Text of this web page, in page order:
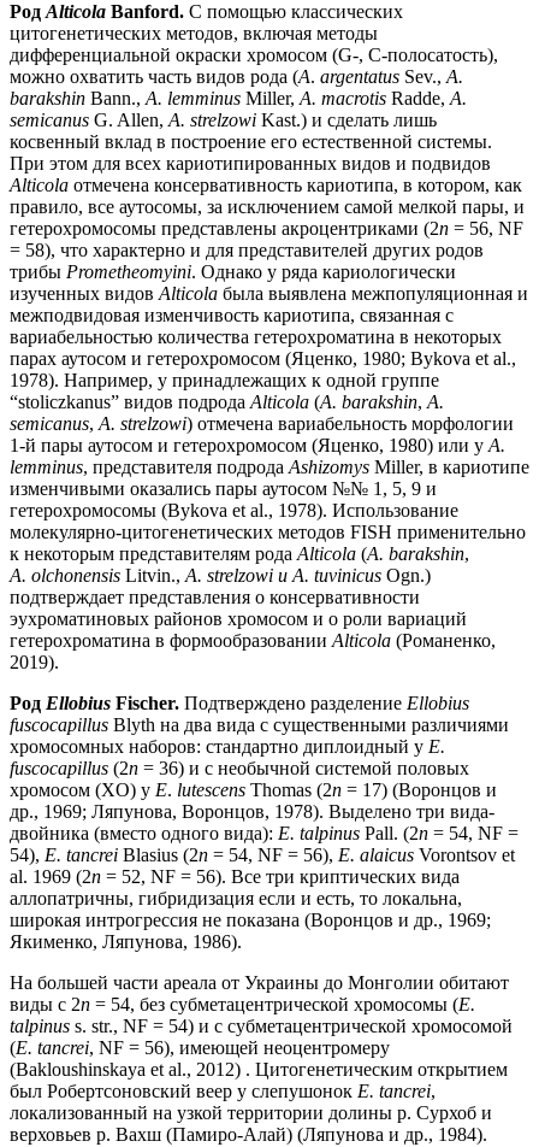
Род Alticola Banford. С помощью классических
цитогенетических методов, включая методы
дифференциальной окраски хромосом (G-, C-полосатость),
можно охватить часть видов рода (A. argentatus Sev., A.
barakshin Bann., A. lemminus Miller, A. macrotis Radde, A.
semicanus G. Allen, A. strelzowi Kast.) и сделать лишь
косвенный вклад в построение его естественной системы.
При этом для всех кариотипированных видов и подвидов
Alticola отмечена консервативность кариотипа, в котором, как
правило, все аутосомы, за исключением самой мелкой пары, и
гетерохромосомы представлены акроцентриками (2n = 56, NF
= 58), что характерно и для представителей других родов
трибы Prometheomyini. Однако у ряда кариологически
изученных видов Alticola была выявлена межпопуляционная и
межподвидовая изменчивость кариотипа, связанная с
вариабельностью количества гетерохроматина в некоторых
парах аутосом и гетерохромосом (Яценко, 1980; Bykova et al.,
1978). Например, у принадлежащих к одной группе
“stoliczkanus” видов подрода Alticola (A. barakshin, A.
semicanus, A. strelzowi) отмечена вариабельность морфологии
1-й пары аутосом и гетерохромосом (Яценко, 1980) или у A.
lemminus, представителя подрода Ashizomys Miller, в кариотипе
изменчивыми оказались пары аутосом №№ 1, 5, 9 и
гетерохромосомы (Bykova et al., 1978). Использование
молекулярно-цитогенетических методов FISH применительно
к некоторым представителям рода Alticola (А. barakshin,
A. olchonensis Litvin., A. strelzowi и A. tuvinicus Ogn.)
подтверждает представления о консервативности
эухроматиновых районов хромосом и о роли вариаций
гетерохроматина в формообразовании Alticola (Романенко,
2019).
Род Ellobius Fischer. Подтверждено разделение Ellobius
fuscocapillus Blyth на два вида c существенными различиями
хромосомных наборов: стандартно диплоидный у E.
fuscocapillus (2n = 36) и с необычной системой половых
хромосом (XO) у E. lutescens Thomas (2n = 17) (Воронцов и
др., 1969; Ляпунова, Воронцов, 1978). Выделено три вида-
двойника (вместо одного вида): E. talpinus Pall. (2n = 54, NF =
54), E. tancrei Blasius (2n = 54, NF = 56), E. alaicus Vorontsov et
al. 1969 (2n = 52, NF = 56). Все три криптических вида
аллопатричны, гибридизация если и есть, то локальна,
широкая интрогрессия не показана (Воронцов и др., 1969;
Якименко, Ляпунова, 1986).
На большей части ареала от Украины до Монголии обитают
виды с 2n = 54, без субметацентрической хромосомы (E.
talpinus s. str., NF = 54) и с субметацентрической хромосомой
(E. tancrei, NF = 56), имеющей неоцентромеру
(Bakloushinskaya et al., 2012) . Цитогенетическим открытием
был Робертсоновский веер у слепушонок E. tancrei,
локализованный на узкой территории долины р. Сурхоб и
верховьев р. Вахш (Памиро-Алай) (Ляпунова и др., 1984).